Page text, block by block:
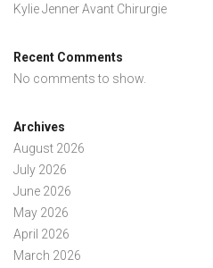
Kylie Jenner Avant Chirurgie
Recent Comments
No comments to show.
Archives
August 2026
July 2026
June 2026
May 2026
April 2026
March 2026